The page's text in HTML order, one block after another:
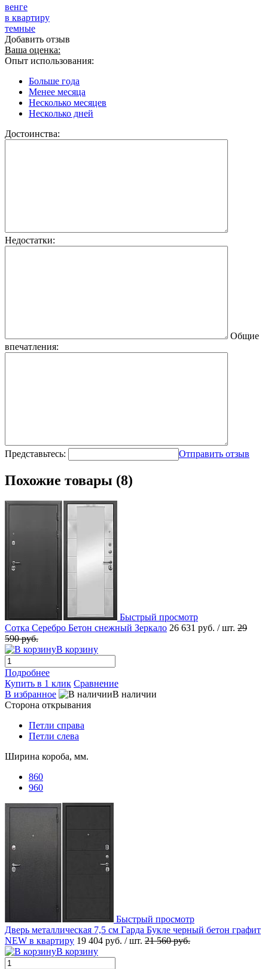
венге
в квартиру
темные
Добавить отзыв
Ваша оценка:
Опыт использования:
Больше года
Менее месяца
Несколько месяцев
Несколько дней
Достоинства:
Недостатки:
Общие
впечатления:
Представьтесь: Отправить отзыв
Похожие товары (8)
Быстрый просмотр
Сотка Серебро Бетон снежный Зеркало 26 631 руб. / шт. 29
590 руб.
В корзину
Подробнее
Купить в 1 клик Сравнение
В избранное
В наличии
Сторона открывания
Петли справа
Петли слева
Ширина короба, мм.
860
960
Быстрый просмотр
Дверь металлическая 7,5 см Гарда Букле черный бетон графит
NEW в квартиру 19 404 руб. / шт. 21 560 руб.
В корзину